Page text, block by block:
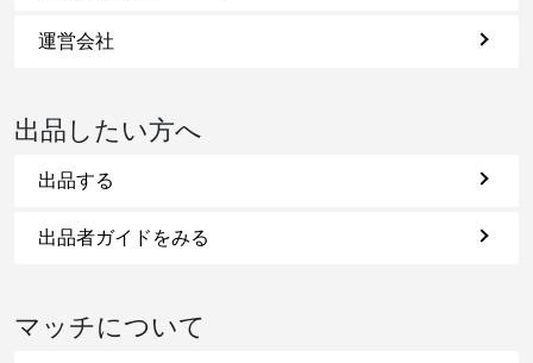
運営会社
出品したい方へ
出品する
出品者ガイドをみる
マッチについて